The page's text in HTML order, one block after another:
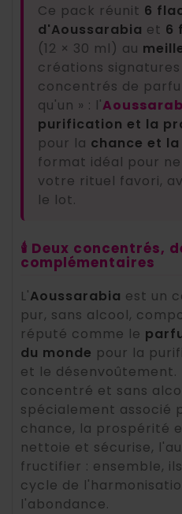
Ce pack réunit 6
d'Aoussarabia et 6
(12 × 30 ml) au
créations signatures
concentrés de
qu'un » : l'
purification et la
pour la chance et
format idéal pour
votre rituel favori,
le lot.
🕯️ Deux concentrés,
complémentaires
L'Aoussarabia est un
pur, sans alcool,
réputé comme le
du monde pour la
et le désenvoûtement.
concentré et sans
spécialement associé
chance, la prospérité
nettoie et sécurise,
fructifier : ensemble,
cycle de
l'abondance.